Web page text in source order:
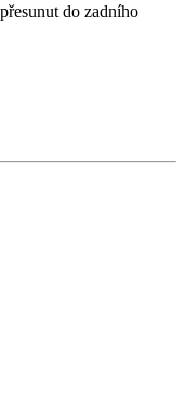
do zadního